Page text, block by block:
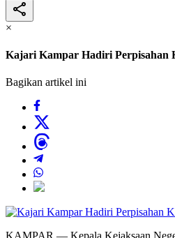
×
Kajari Kampar Hadiri Perpisahan
Bagikan artikel ini